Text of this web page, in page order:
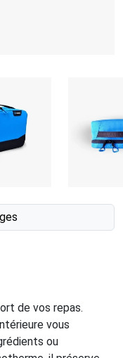
de vos repas.
vous
ou